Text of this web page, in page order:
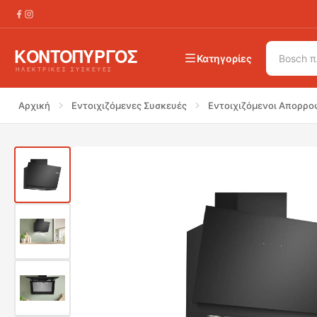
Κατηγορίες
Αρχική Εντοιχιζόμενες Συσκευές Εντοιχιζόμενοι